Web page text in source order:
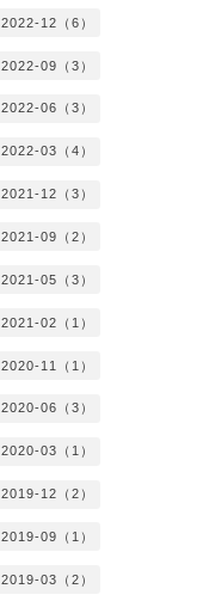
2022-12（6）
2022-09（3）
2022-06（3）
2022-03（4）
2021-12（3）
2021-09（2）
2021-05（3）
2021-02（1）
2020-11（1）
2020-06（3）
2020-03（1）
2019-12（2）
2019-09（1）
2019-03（2）